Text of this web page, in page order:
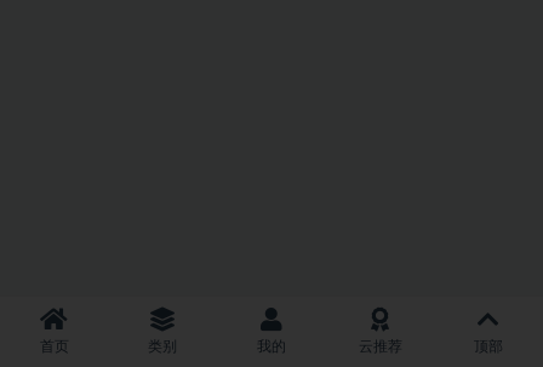
首页 类别 我的 云推荐 顶部